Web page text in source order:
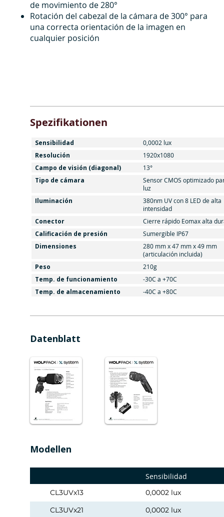
de movimiento de 280°
Rotación del cabezal de la cámara de 300° para
una correcta orientación de la imagen en
cualquier posición
Spezifikationen
Sensibilidad 0,0002 lux
Resolución 1920x1080
Campo de visión (diagonal) 13°
Tipo de cámara
Sensor CMOS optimizado
luz
Iluminación
380nm UV con 8 LED de alta
intensidad
Conector Cierre rápido Eomax alta
Calificación de presión Sumergible IP67
Dimensiones
280 mm x 47 mm x 49 mm
(articulación incluida)
Peso 210g
Temp. de funcionamiento -30C a +70C
Temp. de almacenamiento -40C a +80C
Datenblatt
Modellen
Sensibilidad
CL3UVx13
0,0002 lux
CL3UVx21
0,0002 lux